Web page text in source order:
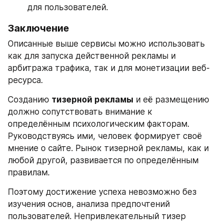
для пользователей.
Заключение
Описанные выше сервисы можно использовать
как для запуска действенной рекламы и
арбитража трафика, так и для монетизации веб-
ресурса.
Созданию тизерной рекламы и её размещению
должно сопутствовать внимание к
определённым психологическим факторам.
Руководствуясь ими, человек формирует своё
мнение о сайте. Рынок тизерной рекламы, как и
любой другой, развивается по определённым
правилам.
Поэтому достижение успеха невозможно без
изучения основ, анализа предпочтений
пользователей. Непривлекательный тизер